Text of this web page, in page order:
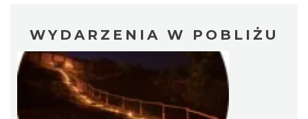
WYDARZENIA W POBLIŻU